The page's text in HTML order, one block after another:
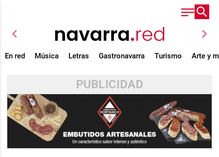
chevron_left chevron_right
En red Música Letras Gastronavarra Turismo Arte y
PUBLICIDAD